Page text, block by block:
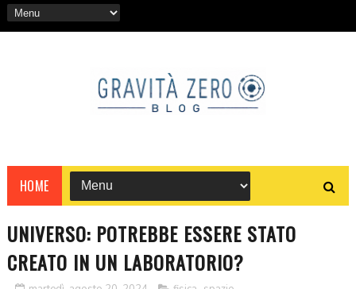
HOME
UNIVERSO: POTREBBE ESSERE STATO
CREATO IN UN LABORATORIO?